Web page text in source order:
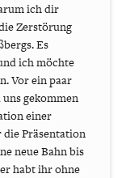
ich dir
Zerstörung
Es
ich möchte
Vor ein paar
gekommen
einer
die Präsentation
neue Bahn bis
habt ihr ohne